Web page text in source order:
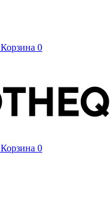
Корзина 0
Корзина 0